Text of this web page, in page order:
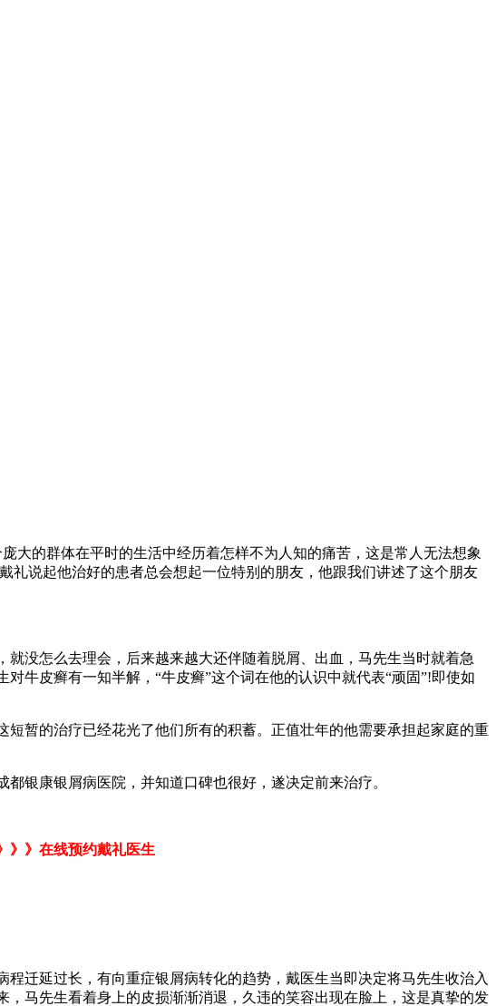
大的群体在平时的生活中经历着怎样不为人知的痛苦，这是常人无法想象
礼说起他治好的患者总会想起一位特别的朋友，他跟我们讲述了这个朋友
没怎么去理会，后来越来越大还伴随着脱屑、出血，马先生当时就着急
牛皮癣有一知半解，“牛皮癣”这个词在他的认识中就代表“顽固”!即使如
暂的治疗已经花光了他们所有的积蓄。正值壮年的他需要承担起家庭的重
银康银屑病医院，并知道口碑也很好，遂决定前来治疗。
》》在线预约戴礼医生
迁延过长，有向重症银屑病转化的趋势，戴医生当即决定将马先生收治入
马先生看着身上的皮损渐渐消退，久违的笑容出现在脸上，这是真挚的发